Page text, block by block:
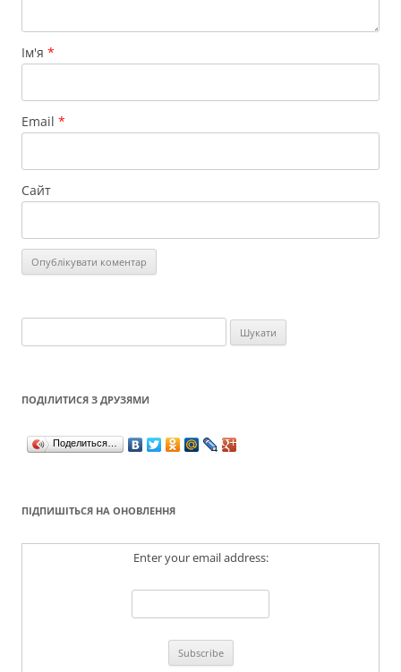
Ім'я *
Email *
Сайт
ПОДІЛИТИСЯ З ДРУЗЯМИ
Поделиться…
ПІДПИШІТЬСЯ НА ОНОВЛЕННЯ
Enter your email address: